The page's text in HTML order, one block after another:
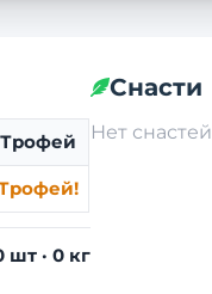
Трофей
шт · 0кг
Снасти
Нет снастей